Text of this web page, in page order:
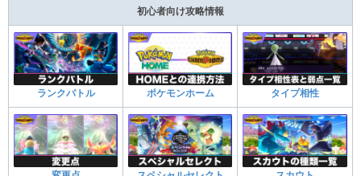
初心者向け攻略情報
ランクバトル ポケモンホーム タイプ相性